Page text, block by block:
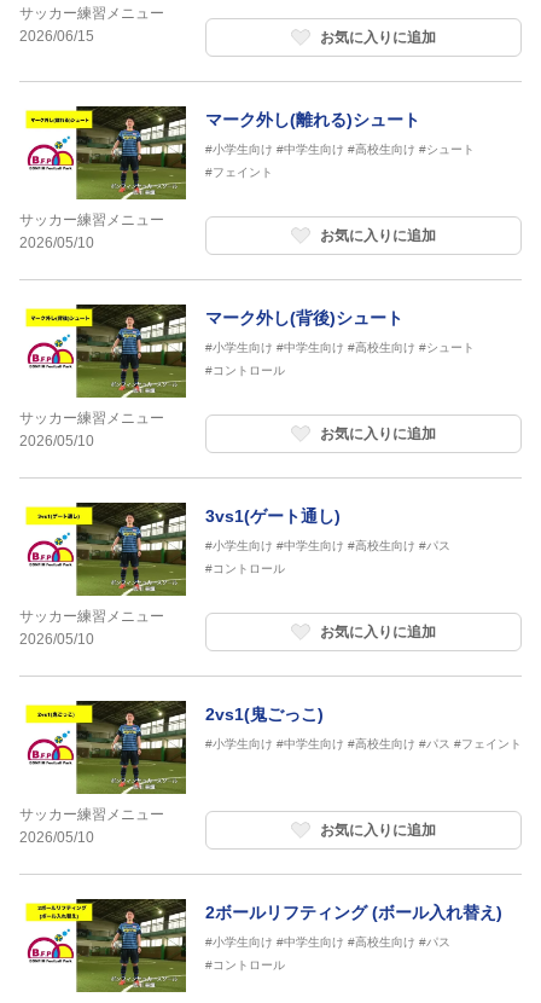
サッカー練習メニュー
2026/06/15
お気に入りに追加
サッカー練習メニュー
2026/05/10
マーク外し(離れる)シュート
#小学生向け #中学生向け #高校生向け #シュート
#フェイント
お気に入りに追加
サッカー練習メニュー
2026/05/10
マーク外し(背後)シュート
#小学生向け #中学生向け #高校生向け #シュート
#コントロール
お気に入りに追加
サッカー練習メニュー
2026/05/10
3vs1(ゲート通し)
#小学生向け #中学生向け #高校生向け #パス
#コントロール
お気に入りに追加
サッカー練習メニュー
2026/05/10
2vs1(鬼ごっこ)
#小学生向け #中学生向け #高校生向け #パス #フェイント
お気に入りに追加
2ボールリフティング (ボール入れ替え)
#小学生向け #中学生向け #高校生向け #パス
#コントロール